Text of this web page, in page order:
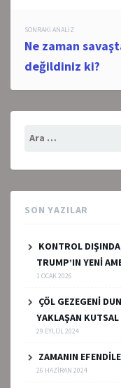
Post
SONRAKI ANALIZ
Ne zaman
değildiniz ki?
SON YAZILAR
KONTROL
TRUMP’IN YENİ
1 OCAK 2026
ÇÖL GEZEGENİ
YAKLAŞAN KUTSAL
29 EYLÜL 2024
ZAMANIN
26 HAZIRAN 2024